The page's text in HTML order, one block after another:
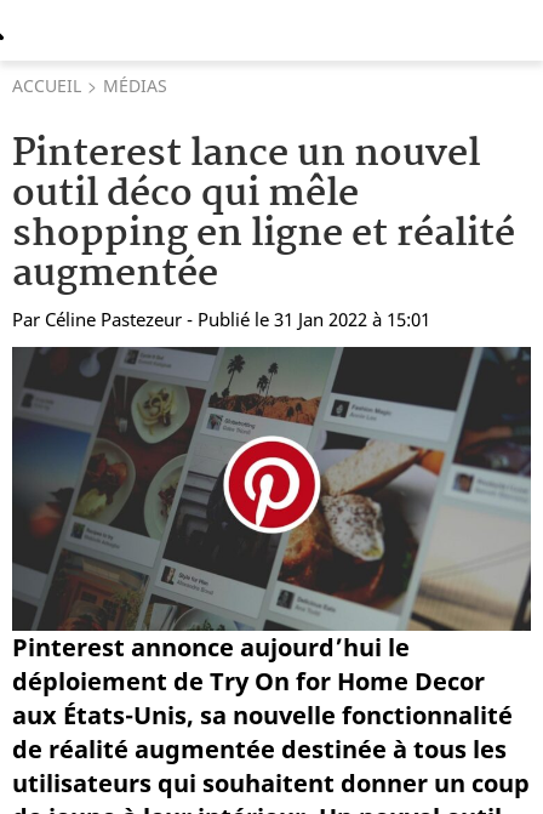
ACCUEIL MÉDIAS
Pinterest lance un nouvel
outil déco qui mêle
shopping en ligne et réalité
augmentée
Par Céline Pastezeur - Publié le 31 Jan 2022 à 15:01
Pinterest annonce aujourd’hui le
déploiement de Try On for Home Decor
aux États-Unis, sa nouvelle fonctionnalité
de réalité augmentée destinée à tous les
utilisateurs qui souhaitent donner un coup